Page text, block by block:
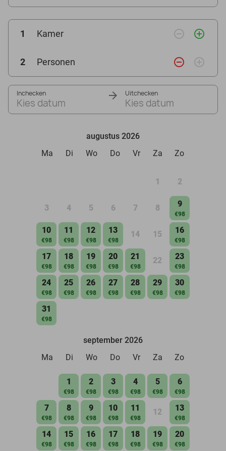
1 Kamer remove_circle_outline add_circle_outline
2 Personen remove_circle_outline add_circle_outline
Inchecken
Kies datum
Uitchecken
Kies datum
augustus 2026
Ma
Di Wo Do Vr Za Zo
1 2
3 4 5 6 7 8 9
€98
10
€98
11
€98
12
€98
13
€98
14 15 16
€98
17
€98
18
€98
19
€98
20
€98
21
€98
22 23
€98
24
€98
25
€98
26
€98
27
€98
28
€98
29
€98
30
€98
31
€98
september 2026
Ma
Di Wo Do Vr Za Zo
1
€98
2
€98
3
€98
4
€98
5
€98
6
€98
7
€98
8
€98
9
€98
10
€98
11
€98
12 13
€98
14
€98
15
€98
16
€98
17
€98
18
€98
19
€98
20
€98